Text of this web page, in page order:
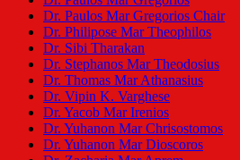
Dr. Paulos Mar Gregorios Chair
Dr. Philipose Mar Theophilos
Dr. Sibi Tharakan
Dr. Stephanos Mar Theodosius
Dr. Thomas Mar Athanasius
Dr. Vipin K. Varghese
Dr. Yacob Mar Irenios
Dr. Yuhanon Mar Chrisostomos
Dr. Yuhanon Mar Dioscoros